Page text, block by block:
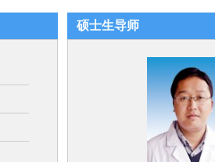
硕士生导师